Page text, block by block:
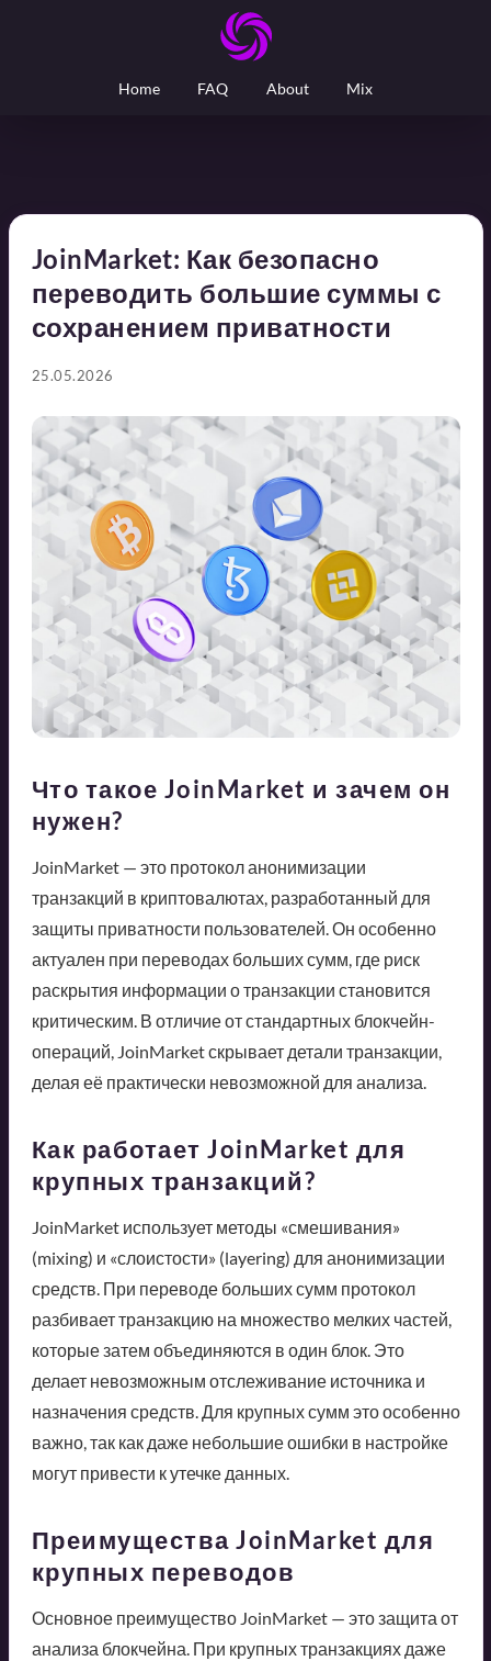
Home FAQ About Mix
JoinMarket: Как безопасно
переводить большие суммы с
сохранением приватности
25.05.2026
Что такое JoinMarket и зачем он
нужен?
JoinMarket — это протокол анонимизации
транзакций в криптовалютах, разработанный для
защиты приватности пользователей. Он особенно
актуален при переводах больших сумм, где риск
раскрытия информации о транзакции становится
критическим. В отличие от стандартных блокчейн-
операций, JoinMarket скрывает детали транзакции,
делая её практически невозможной для анализа.
Как работает JoinMarket для
крупных транзакций?
JoinMarket использует методы «смешивания»
(mixing) и «слоистости» (layering) для анонимизации
средств. При переводе больших сумм протокол
разбивает транзакцию на множество мелких частей,
которые затем объединяются в один блок. Это
делает невозможным отслеживание источника и
назначения средств. Для крупных сумм это особенно
важно, так как даже небольшие ошибки в настройке
могут привести к утечке данных.
Преимущества JoinMarket для
крупных переводов
Основное преимущество JoinMarket — это защита от
анализа блокчейна. При крупных транзакциях даже